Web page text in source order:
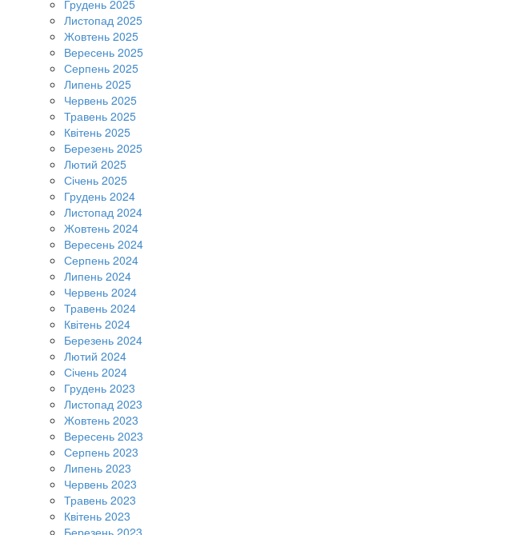
Грудень 2025
Листопад 2025
Жовтень 2025
Вересень 2025
Серпень 2025
Липень 2025
Червень 2025
Травень 2025
Квітень 2025
Березень 2025
Лютий 2025
Січень 2025
Грудень 2024
Листопад 2024
Жовтень 2024
Вересень 2024
Серпень 2024
Липень 2024
Червень 2024
Травень 2024
Квітень 2024
Березень 2024
Лютий 2024
Січень 2024
Грудень 2023
Листопад 2023
Жовтень 2023
Вересень 2023
Серпень 2023
Липень 2023
Червень 2023
Травень 2023
Квітень 2023
Березень 2023